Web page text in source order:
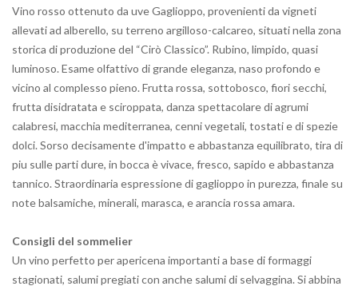
Vino rosso ottenuto da uve Gaglioppo, provenienti da vigneti
allevati ad alberello, su terreno argilloso-calcareo, situati nella zona
storica di produzione del “Cirò Classico”. Rubino, limpido, quasi
luminoso. Esame olfattivo di grande eleganza, naso profondo e
vicino al complesso pieno. Frutta rossa, sottobosco, fiori secchi,
frutta disidratata e sciroppata, danza spettacolare di agrumi
calabresi, macchia mediterranea, cenni vegetali, tostati e di spezie
dolci. Sorso decisamente d'impatto e abbastanza equilibrato, tira di
piu sulle parti dure, in bocca è vivace, fresco, sapido e abbastanza
tannico. Straordinaria espressione di gaglioppo in purezza, finale su
note balsamiche, minerali, marasca, e arancia rossa amara.
Consigli del sommelier
Un vino perfetto per apericena importanti a base di formaggi
stagionati, salumi pregiati con anche salumi di selvaggina. Si abbina